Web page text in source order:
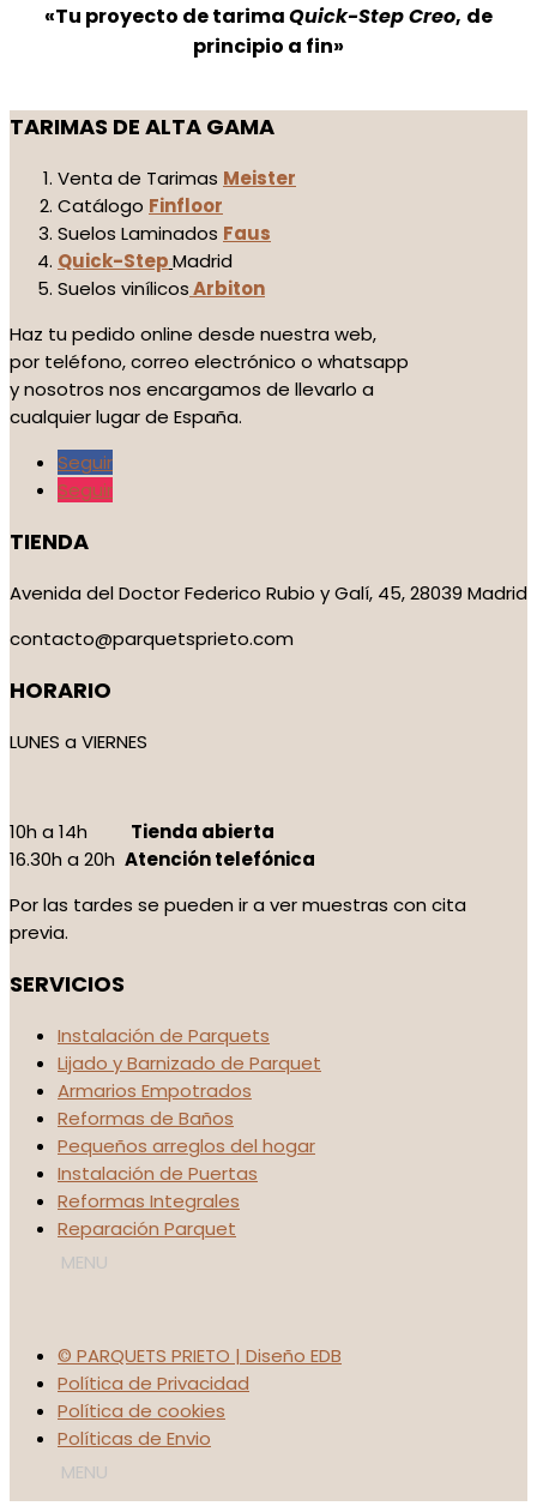
«Tu proyecto de tarimaQuick-Step Creo, de
principio a fin»
TARIMAS DE ALTA GAMA
Venta de Tarimas Meister
Catálogo Finfloor
Suelos Laminados Faus
Quick-StepMadrid
Suelos vinílicosArbiton
Haz tu pedido online desde nuestra web,
por teléfono, correo electrónico o whatsapp
y nosotros nos encargamos de llevarlo a
cualquier lugar de España.
Seguir
Seguir
TIENDA
Avenida del Doctor Federico Rubio y Galí, 45, 28039 Madrid
contacto@parquetsprieto.com
HORARIO
LUNES a VIERNES
10h a 14h Tienda abierta
16.30h a 20h Atención telefónica
Por las tardes se pueden ir a ver muestras con cita
previa.
SERVICIOS
Instalación de Parquets
Lijado y Barnizado de Parquet
Armarios Empotrados
Reformas de Baños
Pequeños arreglos del hogar
Instalación de Puertas
Reformas Integrales
Reparación Parquet
© PARQUETS PRIETO | Diseño EDB
Política de Privacidad
Política de cookies
Políticas de Envio